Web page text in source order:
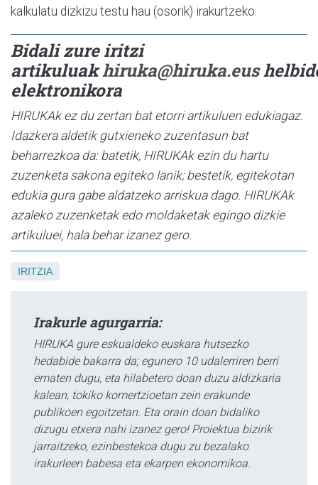
kalkulatu dizkizu testu hau (osorik) irakurtzeko.
Bidali zure iritzi
artikuluakhiruka@hiruka.eus
elektronikora
HIRUKAk ez du zertan bat etorri artikuluen edukiagaz.
Idazkera aldetik gutxieneko zuzentasun bat
beharrezkoa da: batetik, HIRUKAk ezin du hartu
zuzenketa sakona egiteko lanik; bestetik, egitekotan
edukia gura gabe aldatzeko arriskua dago. HIRUKAk
azaleko zuzenketak edo moldaketak egingo dizkie
artikuluei, hala behar izanez gero.
IRITZIA
Irakurle agurgarria:
HIRUKA gure eskualdeko euskara hutsezko
hedabide bakarra da; egunero 10 udalerriren berri
ematen dugu, eta hilabetero doan duzu aldizkaria
kalean, tokiko komertzioetan zein erakunde
publikoen egoitzetan. Eta orain doan bidaliko
dizugu etxera nahi izanez gero! Proiektua bizirik
jarraitzeko, ezinbestekoa dugu zu bezalako
irakurleen babesa eta ekarpen ekonomikoa.